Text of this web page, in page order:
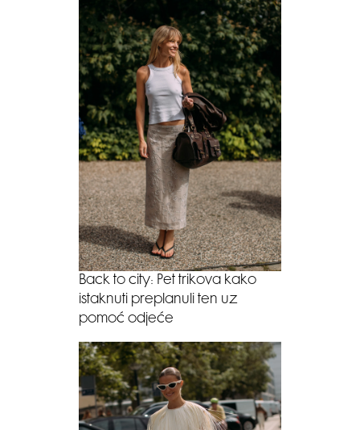
Back to city: Pet trikova kako
istaknuti preplanuli ten uz
pomoć odjeće